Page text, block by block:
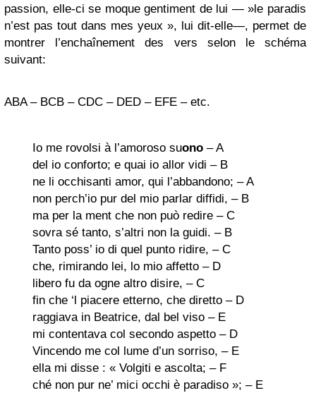
passion, elle-ci se moque gentiment de lui — »le paradis
n’est pas tout dans mes yeux », lui dit-elle—, permet de
montrer l’enchaînement des vers selon le schéma
suivant:
ABA – BCB – CDC – DED – EFE – etc.
Io me rovolsi à l’amoroso suono – A
del io conforto; e quai io allor vidi – B
ne li occhisanti amor, qui l’abbandono; – A
non perch’io pur del mio parlar diffidi, – B
ma per la ment che non può redire – C
sovra sé tanto, s’altri non la guidi. – B
Tanto poss’ io di quel punto ridire, – C
che, rimirando lei, lo mio affetto – D
libero fu da ogne altro disire, – C
fin che ‘l piacere etterno, che diretto – D
raggiava in Beatrice, dal bel viso – E
mi contentava col secondo aspetto – D
Vincendo me col lume d’un sorriso, – E
ella mi disse : « Volgiti e ascolta; – F
ché non pur ne’ mici occhi è paradiso »; – E